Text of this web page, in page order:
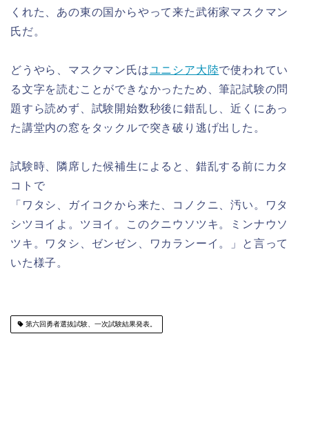
くれた、あの東の国からやって来た武術家マスクマン
氏だ。
どうやら、マスクマン氏はユニシア大陸で使われてい
る文字を読むことができなかったため、筆記試験の問
題すら読めず、試験開始数秒後に錯乱し、近くにあっ
た講堂内の窓をタックルで突き破り逃げ出した。
試験時、隣席した候補生によると、錯乱する前にカタ
コトで
「ワタシ、ガイコクから来た、コノクニ、汚い。ワタ
シツヨイよ。ツヨイ。このクニウソツキ。ミンナウソ
ツキ。ワタシ、ゼンゼン、ワカランーイ。」と言って
いた様子。
第六回勇者選抜試験、一次試験結果発表。